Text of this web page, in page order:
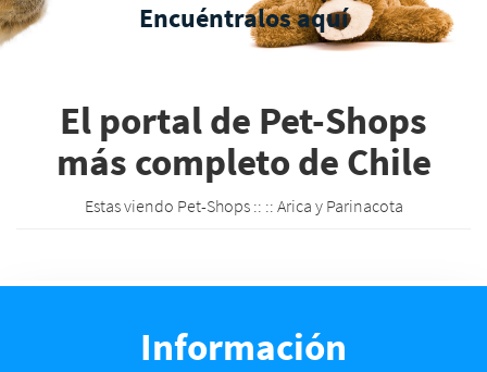
Encuéntralos aquí
El portal de Pet-Shops
más completo de Chile
Estas viendo Pet-Shops :: :: Arica y Parinacota
Información